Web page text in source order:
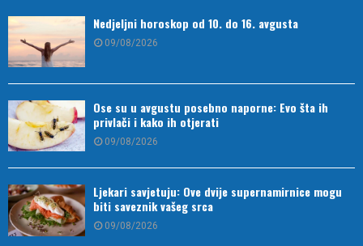
Nedjeljni horoskop od 10. do 16. avgusta
09/08/2026
Ose su u avgustu posebno naporne: Evo šta ih
privlači i kako ih otjerati
09/08/2026
Ljekari savjetuju: Ove dvije supernamirnice mogu
biti saveznik vašeg srca
09/08/2026